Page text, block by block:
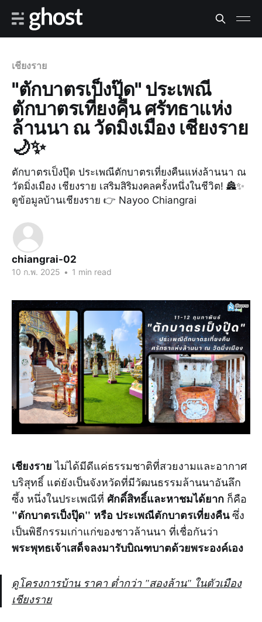
เชียงราย
"ตักบาตรเป็งปุ๊ด" ประเพณี
ตักบาตรเที่ยงคืน ศรัทธาแห่ง
ล้านนา ณ วัดมิ่งเมือง เชียงราย
🌙✨
ตักบาตรเป็งปุ๊ด ประเพณีตักบาตรเที่ยงคืนแห่งล้านนา ณ
วัดมิ่งเมือง เชียงราย เสริมสิริมงคลครั้งหนึ่งในชีวิต! 🏯✨
ดูข้อมูลบ้านเชียงราย 👉 Nayoo Chiangrai
chiangrai-02
10 ก.พ. 2025 • 1 min read
เชียงราย ไม่ได้มีดีแค่ธรรมชาติที่สวยงามและอากาศ
บริสุทธิ์ แต่ยังเป็นจังหวัดที่มีวัฒนธรรมล้านนาอันลึก
ซึ้ง หนึ่งในประเพณีที่ ศักดิ์สิทธิ์และหาชมได้ยาก ก็คือ
"ตักบาตรเป็งปุ๊ด" หรือ ประเพณีตักบาตรเที่ยงคืนซึ่ง
เป็นพิธีกรรมเก่าแก่ของชาวล้านนา ที่เชื่อกันว่า
พระพุทธเจ้าเสด็จลงมารับบิณฑบาตด้วยพระองค์เอง
ดูโครงการบ้าน ราคา ต่ำกว่า "สองล้าน" ในตัวเมือง
เชียงราย